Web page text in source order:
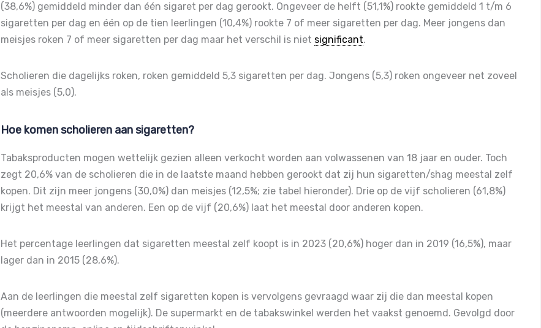
(38,6%) gemiddeld minder dan één sigaret per dag gerookt. Ongeveer de helft (51,1%) rookte gemiddeld 1 t/m 6
sigaretten per dag en één op de tien leerlingen (10,4%) rookte 7 of meer sigaretten per dag. Meer jongens dan
meisjes roken 7 of meer sigaretten per dag maar het verschil is niet significant.
Scholieren die dagelijks roken, roken gemiddeld 5,3 sigaretten per dag. Jongens (5,3) roken ongeveer net zoveel
als meisjes (5,0).
Hoe komen scholieren aan sigaretten?
Tabaksproducten mogen wettelijk gezien alleen verkocht worden aan volwassenen van 18 jaar en ouder. Toch
zegt 20,6% van de scholieren die in de laatste maand hebben gerookt dat zij hun sigaretten/shag meestal zelf
kopen. Dit zijn meer jongens (30,0%) dan meisjes (12,5%; zie tabel hieronder). Drie op de vijf scholieren (61,8%)
krijgt het meestal van anderen. Een op de vijf (20,6%) laat het meestal door anderen kopen.
Het percentage leerlingen dat sigaretten meestal zelf koopt is in 2023 (20,6%) hoger dan in 2019 (16,5%), maar
lager dan in 2015 (28,6%).
Aan de leerlingen die meestal zelf sigaretten kopen is vervolgens gevraagd waar zij die dan meestal kopen
(meerdere antwoorden mogelijk). De supermarkt en de tabakswinkel werden het vaakst genoemd. Gevolgd door